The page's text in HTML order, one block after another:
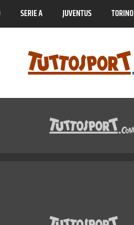
SERIE A JUVENTUS TORINO